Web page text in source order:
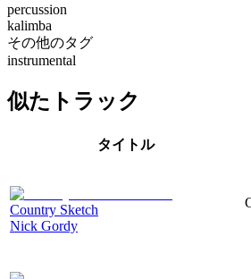
percussion
kalimba
その他のタグ
instrumental
似たトラック
タイトル
Country Sketch
Nick Gordy